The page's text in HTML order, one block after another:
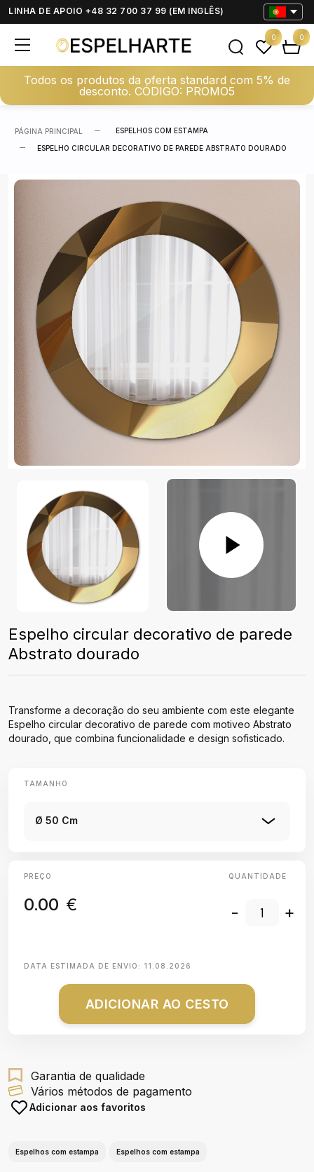
LINHA DE APOIO +48 32 700 37 99 (EM INGLÊS)
Todos os produtos da oferta standard com 5% de
desconto. CÓDIGO: PROMO5
0 0
PÁGINA PRINCIPAL ESPELHOS COM ESTAMPA
ESPELHO CIRCULAR DECORATIVO DE PAREDE ABSTRATO DOURADO
Espelho circular decorativo de parede
Abstrato dourado
Transforme a decoração do seu ambiente com este elegante
Espelho circular decorativo de parede com motiveo Abstrato
dourado, que combina funcionalidade e design sofisticado.
TAMANHO
Ø 50 Cm
PREÇO
0.00 €
QUANTIDADE
- +
DATA ESTIMADA DE ENVIO: 11.08.2026
ADICIONAR AO CESTO
Garantia de qualidade
Vários métodos de pagamento
Adicionar aos favoritos
Espelhos com estampa Espelhos com estampa